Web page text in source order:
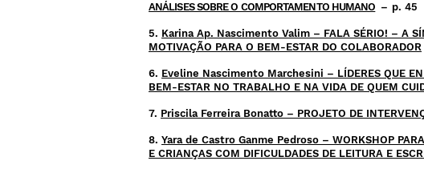
ANÁLISES SOBRE O COMPORTAMENTO HUMANO – p. 45
5. Karina Ap. Nascimento Valim – FALA SÉRIO! – A
MOTIVAÇÃO PARA O BEM-ESTAR DO COLABORADOR
6. Eveline Nascimento Marchesini – LÍDERES QUE
BEM-ESTAR NO TRABALHO E NA VIDA DE QUEM
7. Priscila Ferreira Bonatto – PROJETO DE
8. Yara de Castro Ganme Pedroso – WORKSHOP
E CRIANÇAS COM DIFICULDADES DE LEITURA E